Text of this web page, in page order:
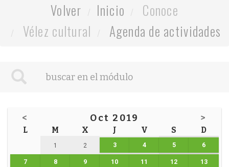
Volver Inicio
Conoce
Vélez cultural
Agenda de actividades
< Oct 2019 >
L M X J V S D
1 2 3 4 5 6
7 8 9 10 11 12 13